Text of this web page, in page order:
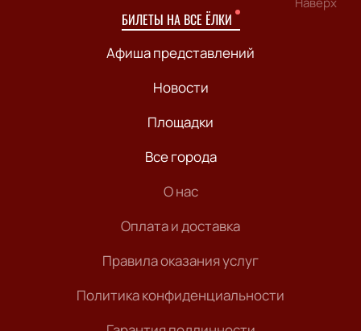
БИЛЕТЫ НА ВСЕ ЁЛКИ
Афиша представлений
Новости
Площадки
Все города
О нас
Оплата и доставка
Правила оказания услуг
Политика конфиденциальности